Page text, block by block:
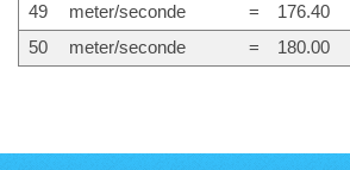
49
meter/seconde = 176.40
50
meter/seconde = 180.00